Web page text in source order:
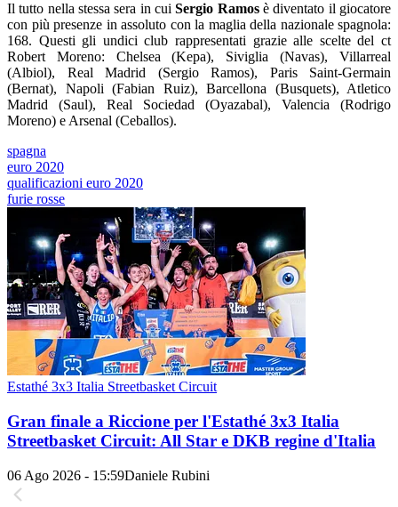
Il tutto nella stessa sera in cuiSergio Ramosè diventato il giocatore
con più presenze in assoluto con la maglia della nazionale spagnola:
168. Questi gli undici club rappresentati grazie alle scelte del ct
Robert Moreno: Chelsea (Kepa), Siviglia (Navas), Villarreal
(Albiol), Real Madrid (Sergio Ramos), Paris Saint-Germain
(Bernat), Napoli (Fabian Ruiz), Barcellona (Busquets), Atletico
Madrid (Saul), Real Sociedad (Oyazabal), Valencia (Rodrigo
Moreno) e Arsenal (Ceballos).
spagna
euro 2020
qualificazioni euro 2020
furie rosse
Estathé 3x3 Italia Streetbasket Circuit
Gran finale a Riccione per l'Estathé 3x3 Italia
Streetbasket Circuit: All Star e DKB regine d'Italia
06 Ago 2026 - 15:59Daniele Rubini